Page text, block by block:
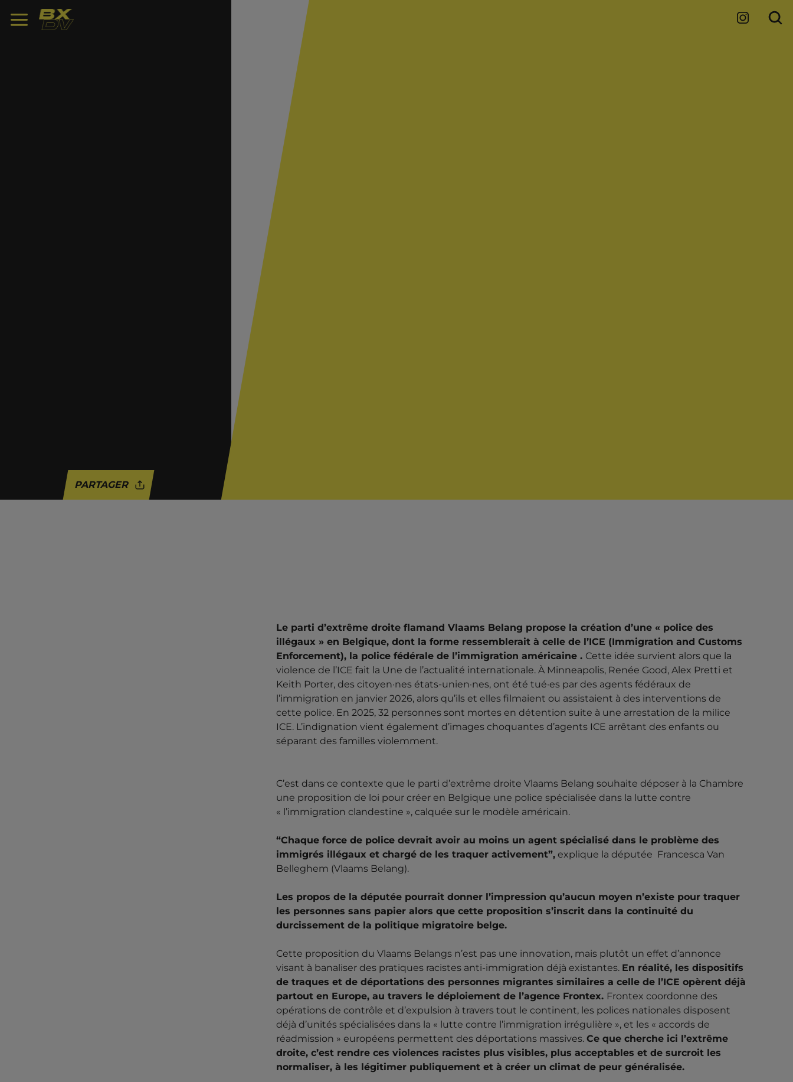
ILLÉGAUX » SIMILAIRE À L’ICE
ACTUALITÉ GOUVERNEMENT POLICE
04 FÉVRIER 2026 -Le parti d’extrême droite flamand Vlaams Belang propose la création d’une «
police des illégaux » en Belgique, dont la forme ressemblerait à celle de l’ICE (Immigration and
Customs Enforcement), la police fédérale de l’immigration américaine . Cette idée survient alors que
la violence de l’ICE fait la Une de...
PARTAGER
Le parti d’extrême droite flamand Vlaams Belang propose la création d’une « police des
illégaux » en Belgique, dont la forme ressemblerait à celle de l’ICE (Immigration and Customs
Enforcement), la police fédérale de l’immigration américaine . Cette idée survient alors que la
violence de l’ICE fait la Une de l’actualité internationale. À Minneapolis, Renée Good, Alex Pretti et
Keith Porter, des citoyen·nes états-unien·nes, ont été tué·es par des agents fédéraux de
l’immigration en janvier 2026, alors qu’ils et elles filmaient ou assistaient à des interventions de
cette police. En 2025, 32 personnes sont mortes en détention suite à une arrestation de la milice
ICE. L’indignation vient également d’images choquantes d’agents ICE arrêtant des enfants ou
séparant des familles violemment.
C’est dans ce contexte que le parti d’extrême droite Vlaams Belang souhaite déposer à la Chambre
une proposition de loi pour créer en Belgique une police spécialisée dans la lutte contre
« l’immigration clandestine », calquée sur le modèle américain.
“Chaque force de police devrait avoir au moins un agent spécialisé dans le problème des
immigrés illégaux et chargé de les traquer activement”, explique la députée Francesca Van
Belleghem (Vlaams Belang).
Les propos de la députée pourrait donner l’impression qu’aucun moyen n’existe pour traquer
les personnes sans papier alors que cette proposition s’inscrit dans la continuité du
durcissement de la politique migratoire belge.
Cette proposition du Vlaams Belangs n’est pas une innovation, mais plutôt un effet d’annonce
visant à banaliser des pratiques racistes anti-immigration déjà existantes. En réalité, les dispositifs
de traques et de déportations des personnes migrantes similaires a celle de l’ICE opèrent déjà
partout en Europe, au travers le déploiement de l’agence Frontex. Frontex coordonne des
opérations de contrôle et d’expulsion à travers tout le continent, les polices nationales disposent
déjà d’unités spécialisées dans la « lutte contre l’immigration irrégulière », et les « accords de
réadmission » européens permettent des déportations massives.Ce que cherche ici l’extrême
droite, c’est rendre ces violences racistes plus visibles, plus acceptables et de surcroit les
normaliser, à les légitimer publiquement et à créer un climat de peur généralisée.